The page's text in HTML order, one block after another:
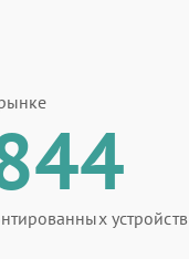
устройств